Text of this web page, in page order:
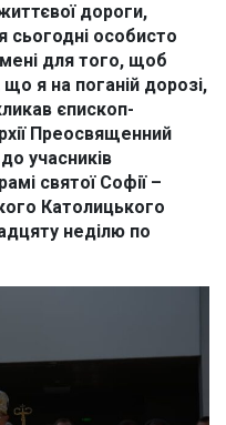
дороги,
особисто
для того, щоб
я на поганій дорозі,
єпископ-
Преосвященний
учасників
святої Софії –
Католицького
неділю по